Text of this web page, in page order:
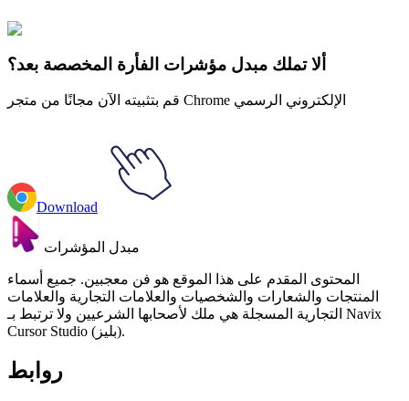
ألا تملك مبدل مؤشرات الفأرة المخصصة بعد؟
قم بتثبيته الآن مجانًا من متجر Chrome الإلكتروني الرسمي
Download
مبدل المؤشرات
المحتوى المقدم على هذا الموقع هو فن معجبين. جميع أسماء
المنتجات والشعارات والشخصيات والعلامات التجارية والعلامات
التجارية المسجلة هي ملك لأصحابها الشرعيين ولا ترتبط بـ Navix
Cursor Studio (بليز).
روابط